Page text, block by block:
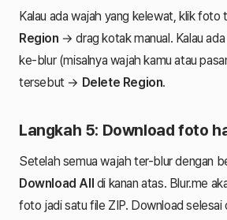
Kalau ada wajah yang kelewat, klik
Region → drag kotak manual. Kalau
ke-blur (misalnya wajah kamu atau
tersebut → Delete Region.
Langkah 5: Download foto
Setelah semua wajah ter-blur dengan
Download All di kanan atas. Blur.me
foto jadi satu file ZIP. Download